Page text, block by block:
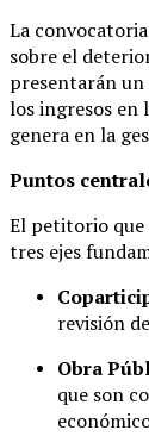
La
sobre el
presentarán
los ingresos en
genera en la
Puntos
El petitorio que
tres ejes
revisión
Obra
que son